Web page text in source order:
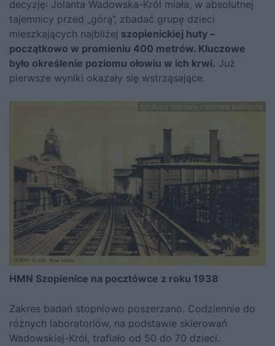
decyzję: Jolanta Wadowska-Król miała, w absolutnej
tajemnicy przed „górą”, zbadać grupę dzieci
mieszkających najbliżej szopienickiej huty –
początkowo w promieniu 400 metrów. Kluczowe
było określenie poziomu ołowiu w ich krwi. Już
pierwsze wyniki okazały się wstrząsające.
fot.Autor nieznany / domena publiczna
HMN Szopienice na pocztówce z roku 1938
Zakres badań stopniowo poszerzano. Codziennie do
różnych laboratoriów, na podstawie skierowań
Wadowskiej-Król, trafiało od 50 do 70 dzieci.